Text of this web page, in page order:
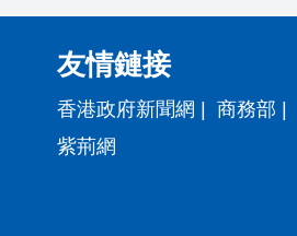
友情鏈接
香港政府新聞網 | 商務部 |
紫荊網